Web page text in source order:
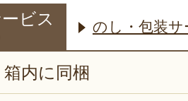
ビス
のし・包装
箱内に同梱